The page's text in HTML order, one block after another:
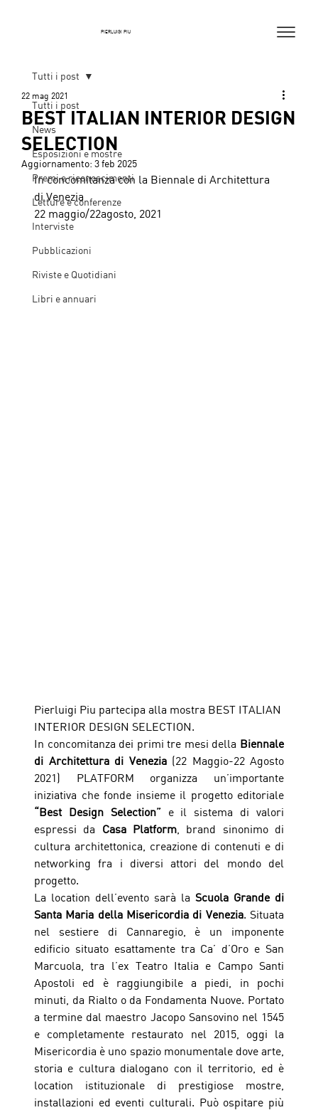
PIERLUIGI PIU
Tutti i post
News
Esposizioni e mostre
Premi e riconoscimenti
Letture e conferenze
Interviste
Pubblicazioni
Riviste e Quotidiani
Libri e annuari
Tutti i post
BEST ITALIAN INTERIOR DESIGN
SELECTION
22 mag 2021
Aggiornamento: 3 feb 2025
In concomitanza con la Biennale di Architettura
di Venezia
22 maggio/22agosto, 2021
Pierluigi Piu partecipa alla mostra BEST ITALIAN
INTERIOR DESIGN SELECTION.
In concomitanza dei primi tre mesi della Biennale
di Architettura di Venezia (22 Maggio-22 Agosto
2021) PLATFORM organizza un’importante
“Best Design Selection” e il sistema di valori
espressi da Casa Platform , brand sinonimo di
cultura architettonica, creazione di contenuti e di
networking fra i diversi attori del mondo del
progetto.
La location dell’evento sarà la Scuola Grande di
Santa Maria della Misericordia di Venezia. Situata
nel sestiere di Cannaregio, è un imponente
edificio situato esattamente tra Ca’ d’Oro e San
Marcuola, tra l’ex Teatro Italia e Campo Santi
Apostoli ed è raggiungibile a piedi, in pochi
minuti, da Rialto o da Fondamenta Nuove. Portato
a termine dal maestro Jacopo Sansovino nel 1545
e completamente restaurato nel 2015, oggi la
Misericordia è uno spazio monumentale dove arte,
storia e cultura dialogano con il territorio, ed è
location istituzionale di prestigiose mostre,
installazioni ed eventi culturali. Può ospitare più